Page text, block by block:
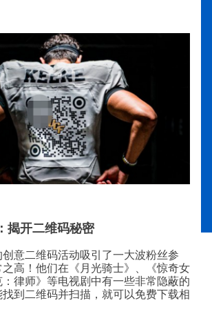
揭开二维码秘密
意二维码活动吸引了一大波粉丝参
高！ 他们在《月光骑士》、《惊奇女
律师》等电视剧中有一些非常隐蔽的
到二维码并扫描，就可以免费下载相